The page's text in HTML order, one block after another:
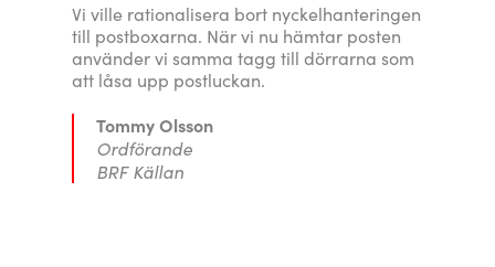
Vi ville rationalisera bort nyckelhanteringen
till postboxarna. När vi nu hämtar posten
använder vi samma tagg till dörrarna som
att låsa upp postluckan.
Tommy Olsson
Ordförande
BRF Källan